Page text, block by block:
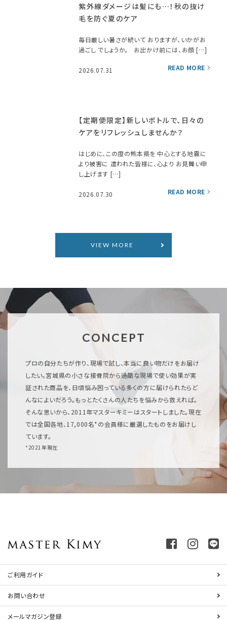
紫外線ダメージは髪にも…！秋の抜け
毛を防ぐ夏のケア
毎日厳しい暑さが続いて おりますが、いかがお
過ごし でしょうか。 お出かけ前には、お顔 […]
2026.07.31
【定期便限定】新しいボトルで、日々の
ケアをリフレッシュしませんか？
はじめに、この度の熊本県を 中心とする地震に
より被害に 遭われた皆様に、心より お見舞い申
し上げます […]
2026.07.30
VIEW MORE
CONCEPT
プロの自分たちが作り、現場で試し、本当に良い物だけをお届け
したい。宮城県の小さな接骨院から過酷な現場で使い効果が実
証された商品を、日頃悩み困っている多くの方に届けられたらど
んなによいだろう。もっとたくさんの人たちを悩みから救えれば。
そんな思いから、2011年マスターキミーはスタートしました。現在
では全国各地、17,000名*の会員様に厳選したものをお届けし
ています。
*2021年現在
ご利用ガイド
お問い合わせ
メールマガジン登録